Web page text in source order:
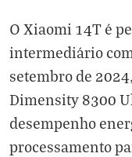
O Xiaomi 14T é
intermediário
setembro de
Dimensity 8300
desempenho
processamento